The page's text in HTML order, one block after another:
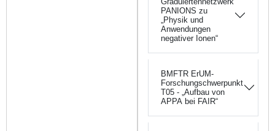
PANIONS zu
„Physik und
Anwendungen
negativer Ionen“
BMFTR ErUM-
Forschungschwerpunkt
T05 - „Aufbau von
APPA bei FAIR“